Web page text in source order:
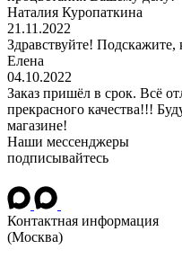
Наталия Куропаткина
21.11.2022
Здравствуйте! Подскажите,
Елена
04.10.2022
Заказ пришёл в срок. Всё
прекрасного качества!!!
магазине!
Наши мессенджеры
подписывайтесь
Контактная информация
(Москва)